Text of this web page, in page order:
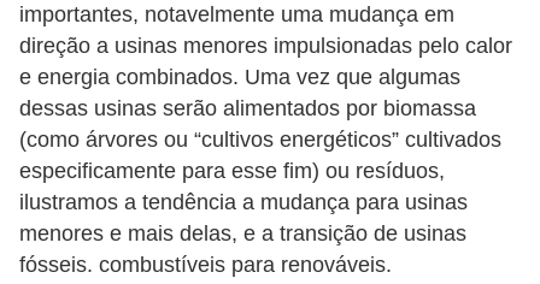
importantes, notavelmente uma mudança em
direção a usinas menores impulsionadas pelo calor
e energia combinados. Uma vez que algumas
dessas usinas serão alimentados por biomassa
(como árvores ou “cultivos energéticos” cultivados
especificamente para esse fim) ou resíduos,
ilustramos a tendência a mudança para usinas
menores e mais delas, e a transição de usinas
fósseis. combustíveis para renováveis.